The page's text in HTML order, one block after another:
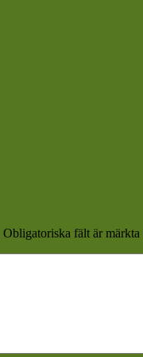
Obligatoriska fält är märkta